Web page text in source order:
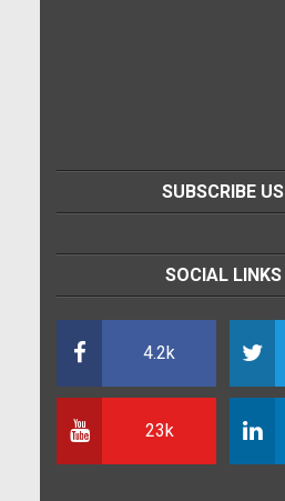
SUBSCRIBE US
SOCIAL LINKS
4.2k
23k